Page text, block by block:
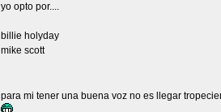
yo opto por....
billie holyday
mike scott
para mi tener una buena voz no es llegar